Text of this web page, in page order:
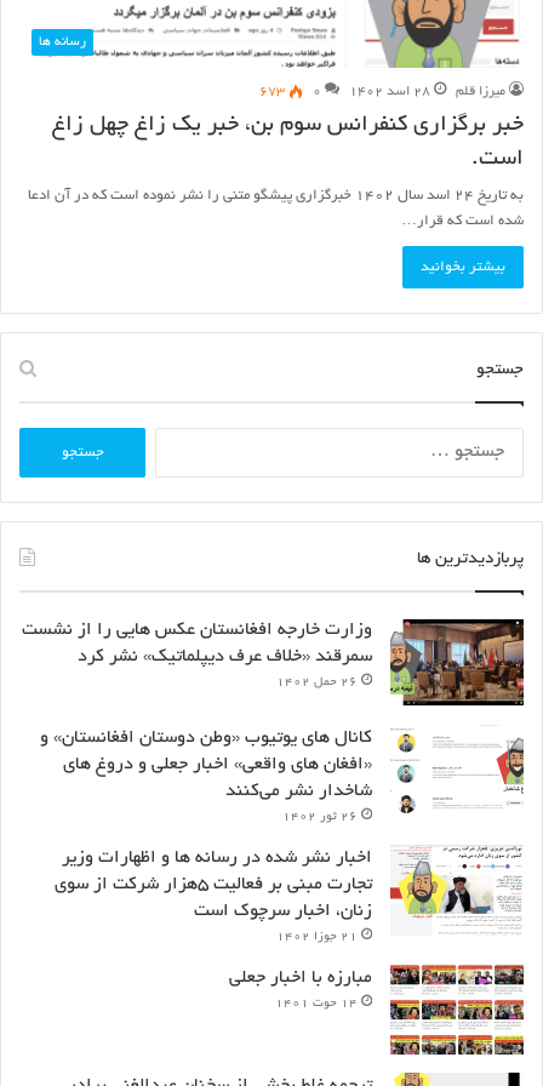
رسانه ها
میرزا قلم ۲۸ اسد ۱۴۰۲ ۰ ۶۷۳
خبر برگزاری کنفرانس سوم بن، خبر یک زاغ چهل زاغ
است.
به تاریخ ۲۴ اسد سال ۱۴۰۲ خبرگزاری پیشگو متنی را نشر نموده است که در آن ادعا
شده است که قرار…
بیشتر بخوانید
جستجو
پربازدیدترین ها
وزارت خارجه افغانستان عکس هایی را از نشست
سمرقند «خلاف عرف دیپلماتیک» نشر کرد
۲۶ حمل ۱۴۰۲
کانال های یوتیوب «وطن دوستان افغانستان» و
«افغان های واقعی» اخبار جعلی و دروغ های
شاخدار نشر می‌کنند
۲۶ ثور ۱۴۰۲
اخبار نشر شده در رسانه ها و اظهارات وزیر
تجارت مبنی بر فعالیت ۵هزار شرکت از سوی
زنان، اخبار سرچوک است
۲۱ جوزا ۱۴۰۲
مبارزه با اخبار جعلی
۱۴ حوت ۱۴۰۱